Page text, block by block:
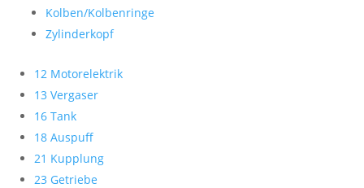
Kolben/Kolbenringe
Zylinderkopf
12 Motorelektrik
13 Vergaser
16 Tank
18 Auspuff
21 Kupplung
23 Getriebe